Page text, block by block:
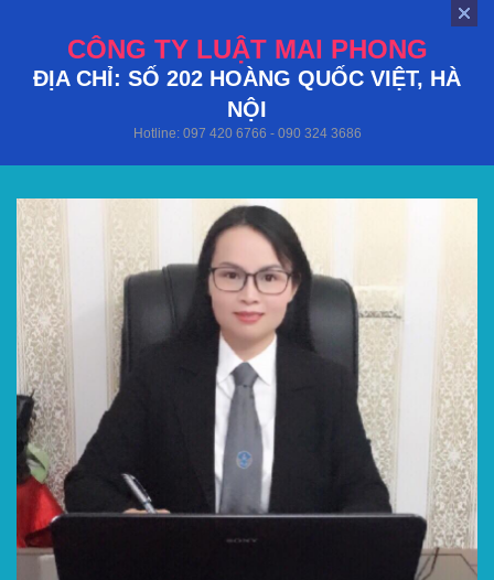
CÔNG TY LUẬT MAI PHONG
ĐỊA CHỈ: SỐ 202 HOÀNG QUỐC VIỆT, HÀ
NỘI
Hotline: 097 420 6766 - 090 324 3686